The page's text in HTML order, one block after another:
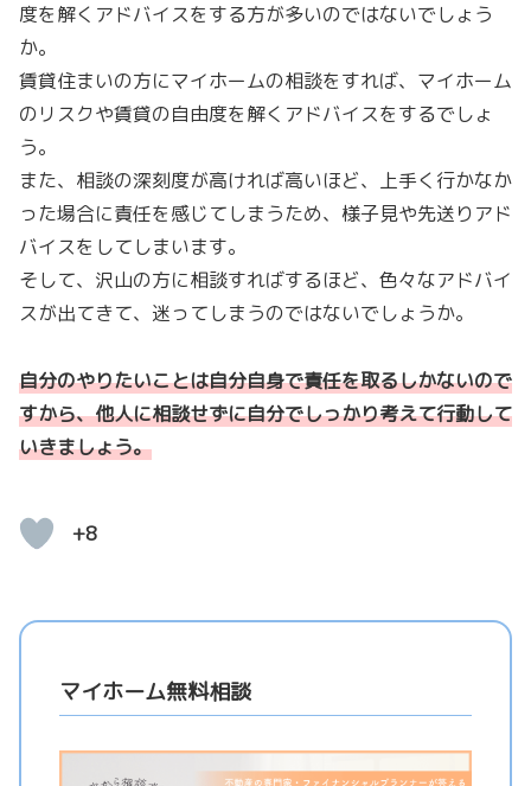
度を解くアドバイスをする方が多いのではないでしょう
か。
賃貸住まいの方にマイホームの相談をすれば、マイホーム
のリスクや賃貸の自由度を解くアドバイスをするでしょ
う。
また、相談の深刻度が高ければ高いほど、上手く行かなか
った場合に責任を感じてしまうため、様子見や先送りアド
バイスをしてしまいます。
そして、沢山の方に相談すればするほど、色々なアドバイ
スが出てきて、迷ってしまうのではないでしょうか。
自分のやりたいことは自分自身で責任を取るしかないので
すから、他人に相談せずに自分でしっかり考えて行動して
いきましょう。
+8
マイホーム無料相談